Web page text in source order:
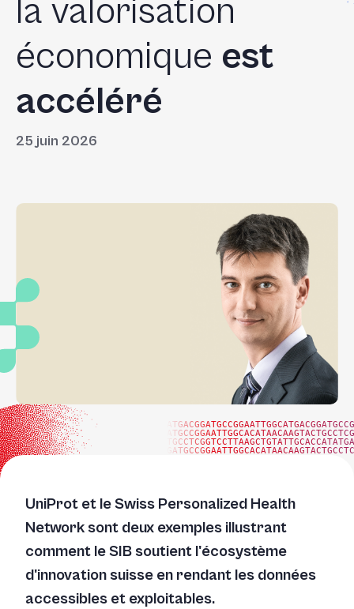
la valorisation
économique est
accéléré
25 juin 2026
UniProt et le Swiss Personalized Health
Network sont deux exemples illustrant
comment le SIB soutient l'écosystème
d'innovation suisse en rendant les données
accessibles et exploitables.